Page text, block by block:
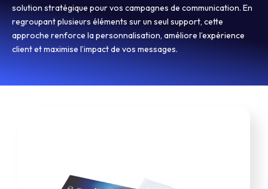
solution stratégique pour vos campagnes de communication. En
regroupant plusieurs éléments sur un seul support, cette
approche renforce la personnalisation, améliore l’expérience
client et maximise l’impact de vos messages.